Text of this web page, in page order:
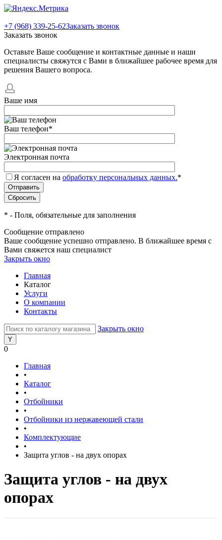
+7 (968) 339-25-62Заказать звонок
Заказать звонок
Оставьте Ваше сообщение и контактные данные и наши
специалисты свяжутся с Вами в ближайшее рабочее время для
решения Вашего вопроса.
Ваше имя
Ваш телефон*
Электронная почта
Я согласен на обработку персональных данных.*
* - Поля, обязательные для заполнения
Сообщение отправлено
Ваше сообщение успешно отправлено. В ближайшее время с
Вами свяжется наш специалист
Закрыть окно
Главная
Каталог
Услуги
О компании
Контакты
Закрыть окно
0
Главная
•
Каталог
•
Отбойники
•
Отбойники из нержавеющей стали
•
Комплектующие
•
Защита углов - на двух опорах
Защита углов - на двух
опорах